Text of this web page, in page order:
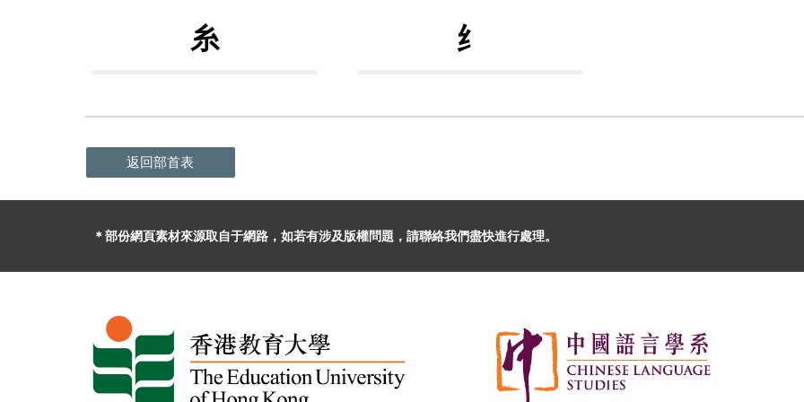
糸 纟
返回部首表
＊部份網頁素材來源取自于網路， 如若有涉及版權問題 ，請聯絡我們盡快進行處理。